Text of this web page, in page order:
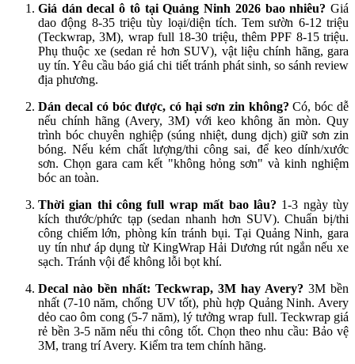
Giá dán decal ô tô tại Quảng Ninh 2026 bao nhiêu? Giá
dao động 8-35 triệu tùy loại/diện tích. Tem sườn 6-12 triệu
(Teckwrap, 3M), wrap full 18-30 triệu, thêm PPF 8-15 triệu.
Phụ thuộc xe (sedan rẻ hơn SUV), vật liệu chính hãng, gara
uy tín. Yêu cầu báo giá chi tiết tránh phát sinh, so sánh review
địa phương.
Dán decal có bóc được, có hại sơn zin không? Có, bóc dễ
nếu chính hãng (Avery, 3M) với keo không ăn mòn. Quy
trình bóc chuyên nghiệp (súng nhiệt, dung dịch) giữ sơn zin
bóng. Nếu kém chất lượng/thi công sai, để keo dính/xước
sơn. Chọn gara cam kết "không hỏng sơn" và kinh nghiệm
bóc an toàn.
Thời gian thi công full wrap mất bao lâu? 1-3 ngày tùy
kích thước/phức tạp (sedan nhanh hơn SUV). Chuẩn bị/thi
công chiếm lớn, phòng kín tránh bụi. Tại Quảng Ninh, gara
uy tín như áp dụng từ KingWrap Hải Dương rút ngắn nếu xe
sạch. Tránh vội để không lỗi bọt khí.
Decal nào bền nhất: Teckwrap, 3M hay Avery? 3M bền
nhất (7-10 năm, chống UV tốt), phù hợp Quảng Ninh. Avery
dẻo cao ôm cong (5-7 năm), lý tưởng wrap full. Teckwrap giá
rẻ bền 3-5 năm nếu thi công tốt. Chọn theo nhu cầu: Bảo vệ
3M, trang trí Avery. Kiểm tra tem chính hãng.